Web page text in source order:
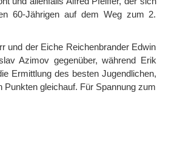
60-Jährigen auf dem Weg zum 2.
und der Eiche Reichenbrander Edwin
Azimov gegenüber, während Erik
Ermittlung des besten Jugendlichen,
gleichauf. Für Spannung zum